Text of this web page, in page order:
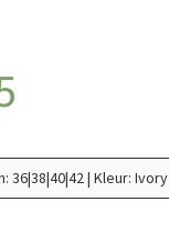
36|38|40|42 | Kleur: Ivory